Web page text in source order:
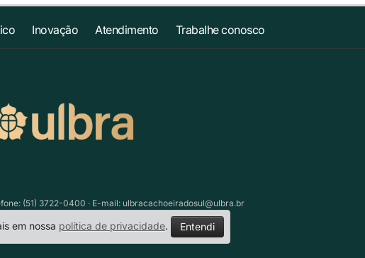
Inovação Atendimento Trabalhe conosco
(51) 3722-0400 · E-mail: ulbracachoeiradosul@ulbra.br
em nossa política de privacidade. Entendi